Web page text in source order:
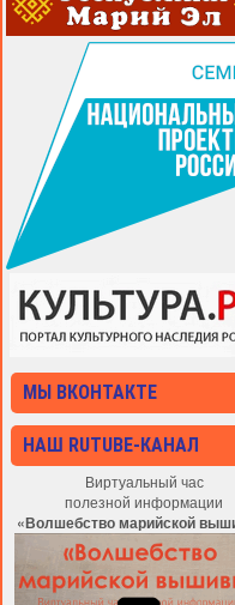
МЫ ВКОНТАКТЕ
НАШ RUTUBE-КАНАЛ
Виртуальный час
полезной информации
«Волшебство марийской